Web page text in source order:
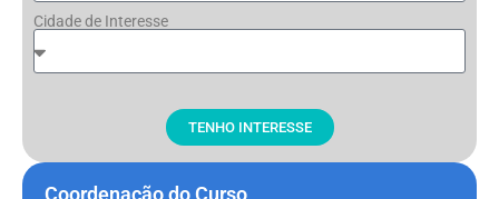
Cidade de Interesse
TENHO INTERESSE
Coordenação do Curso